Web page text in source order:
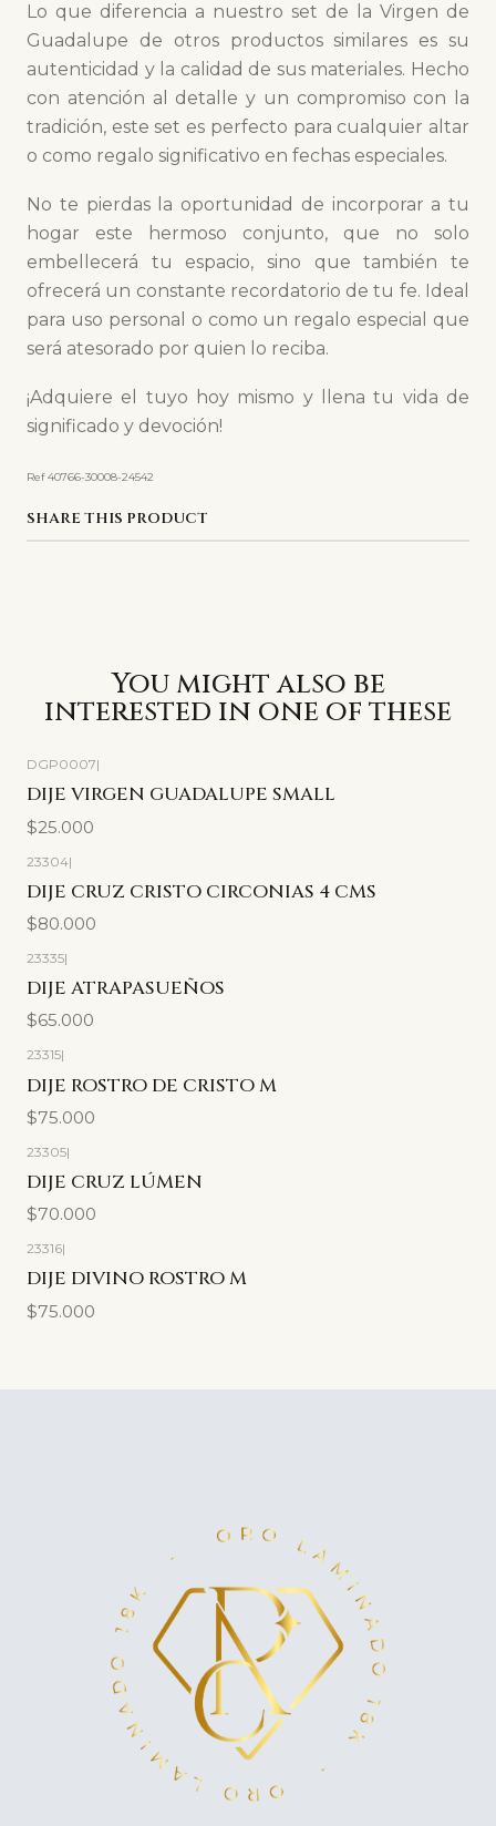
Lo que diferencia a nuestro set de la Virgen de
Guadalupe de otros productos similares es su
autenticidad y la calidad de sus materiales. Hecho
con atención al detalle y un compromiso con la
tradición, este set es perfecto para cualquier altar
o como regalo significativo en fechas especiales.
No te pierdas la oportunidad de incorporar a tu
hogar este hermoso conjunto, que no solo
embellecerá tu espacio, sino que también te
ofrecerá un constante recordatorio de tu fe. Ideal
para uso personal o como un regalo especial que
será atesorado por quien lo reciba.
¡Adquiere el tuyo hoy mismo y llena tu vida de
significado y devoción!
Ref 40766-30008-24542
SHARE THIS PRODUCT
You might also be
interested in one of these
DGP0007|
DIJE VIRGEN GUADALUPE SMALL
$25.000
23304|
DIJE CRUZ CRISTO CIRCONIAS 4 CMS
$80.000
23335|
DIJE ATRAPASUEÑOS
$65.000
23315|
DIJE ROSTRO DE CRISTO M
$75.000
23305|
DIJE CRUZ LÚMEN
$70.000
23316|
DIJE DIVINO ROSTRO M
$75.000